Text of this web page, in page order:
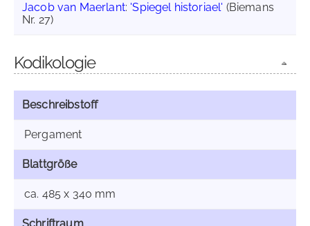
Jacob van Maerlant: 'Spiegel historiael' (Biemans
Nr. 27)
Kodikologie
Beschreibstoff
Pergament
Blattgröße
ca. 485 x 340 mm